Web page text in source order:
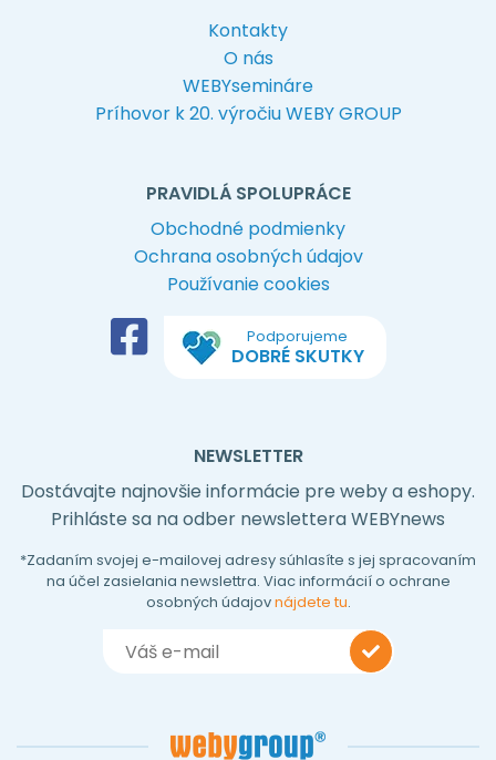
Nižovec 2a
960 01 Zvolen
Kontakty
O nás
Príhovor k 20. výročiu WEBY GROUP
PRAVIDLÁ SPOLUPRÁCE
Ochrana osobných údajov
Používanie cookies
NEWSLETTER
Dostávajte najnovšie informácie pre weby a eshopy.
Prihláste sa na odber newslettera WEBYnews
*Zadaním svojej e-mailovej adresy súhlasíte s jej spracovaním
na účel zasielania newslettra. Viac informácií o ochrane